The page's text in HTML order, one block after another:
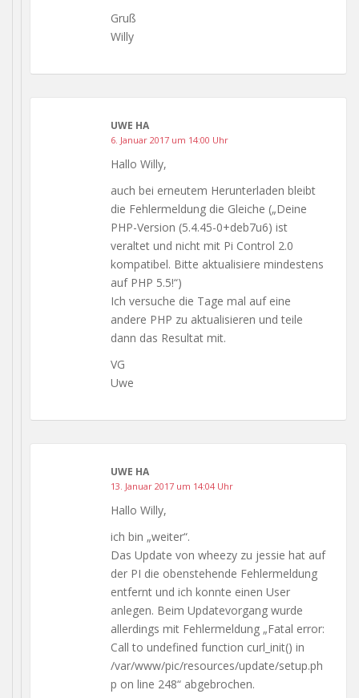
Gruß
Willy
UWE HA
6. Januar 2017 um 14:00 Uhr
Hallo Willy,
auch bei erneutem Herunterladen bleibt
die Fehlermeldung die Gleiche („Deine
PHP-Version (5.4.45-0+deb7u6) ist
veraltet und nicht mit Pi Control 2.0
kompatibel. Bitte aktualisiere mindestens
auf PHP 5.5!“)
Ich versuche die Tage mal auf eine
andere PHP zu aktualisieren und teile
dann das Resultat mit.
VG
Uwe
UWE HA
13. Januar 2017 um 14:04 Uhr
Hallo Willy,
ich bin „weiter“.
Das Update von wheezy zu jessie hat auf
der PI die obenstehende Fehlermeldung
entfernt und ich konnte einen User
anlegen. Beim Updatevorgang wurde
allerdings mit Fehlermeldung „Fatal error:
Call to undefined function curl_init() in
/var/www/pic/resources/update/setup.ph
p on line 248“ abgebrochen.